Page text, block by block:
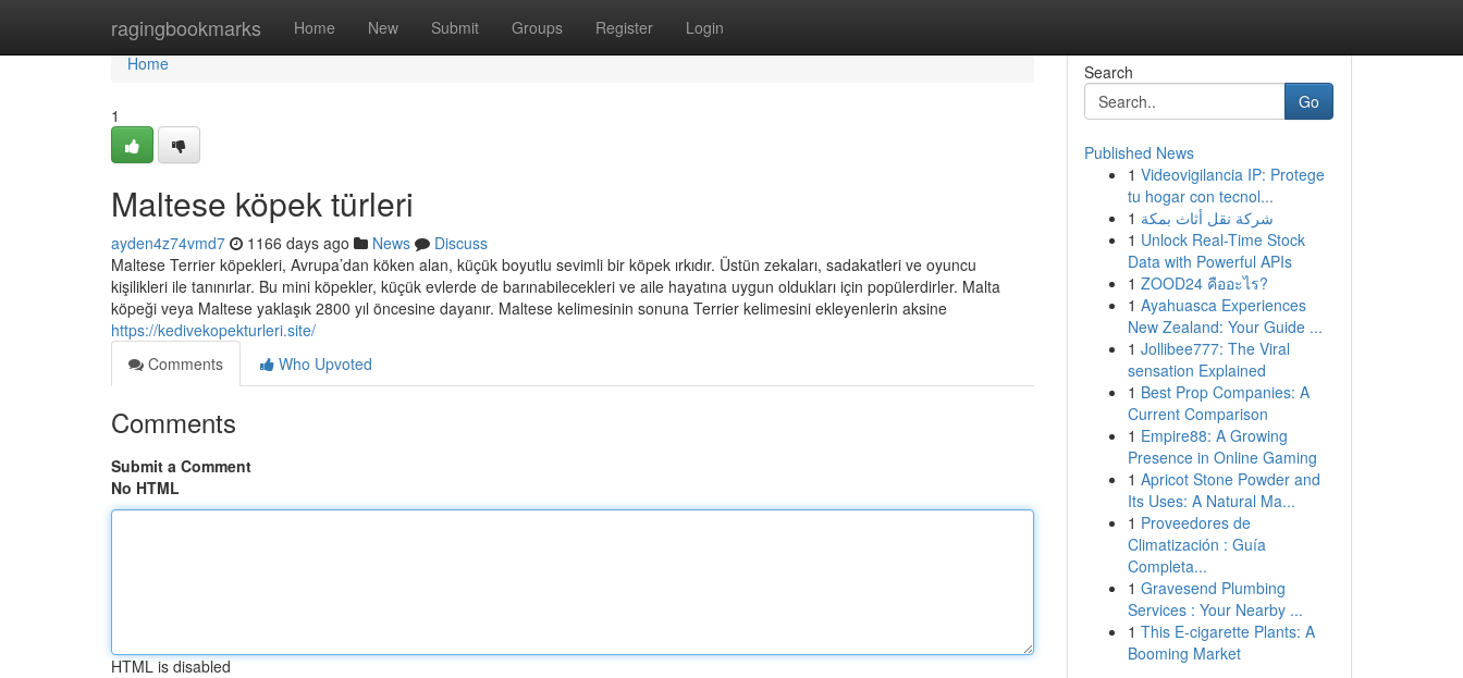
ragingbookmarks Home New Submit Groups Register Login
Home
Home
1
Maltese köpek türleri
ayden4z74vmd7 1166 days ago News
Discuss
Maltese Terrier köpekleri, Avrupa’dan köken alan, küçük boyutlu sevimli bir köpek ırkıdır. Üstün zekaları, sadakatleri ve oyuncu
kişilikleri ile tanınırlar. Bu mini köpekler, küçük evlerde de barınabilecekleri ve aile hayatına uygun oldukları için popülerdirler. Malta
köpeği veya Maltese yaklaşık 2800 yıl öncesine dayanır. Maltese kelimesinin sonuna Terrier kelimesini ekleyenlerin aksine
https://kedivekopekturleri.site/
Comments
Who Upvoted
Comments
Submit a Comment
No HTML
HTML is disabled
Search
Go
Published News
1 Videovigilancia IP: Protege
tu hogar con tecnol...
1 شركة نقل أثاث بمكة
1 Unlock Real-Time Stock
Data with Powerful APIs
1 ZOOD24 คืออะไร?
1 Ayahuasca Experiences
New Zealand: Your Guide ...
1 Jollibee777: The Viral
sensation Explained
1 Best Prop Companies: A
Current Comparison
1 Empire88: A Growing
Presence in Online Gaming
1 Apricot Stone Powder and
Its Uses: A Natural Ma...
1 Proveedores de
Climatización : Guía
Completa...
1 Gravesend Plumbing
Services : Your Nearby ...
1 This E-cigarette Plants: A
Booming Market